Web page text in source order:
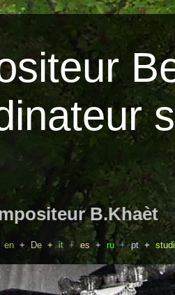
B.Khaèt
en + De + it + es + ru + pt +